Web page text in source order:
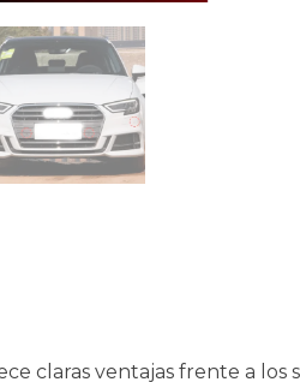
claras ventajas frente a